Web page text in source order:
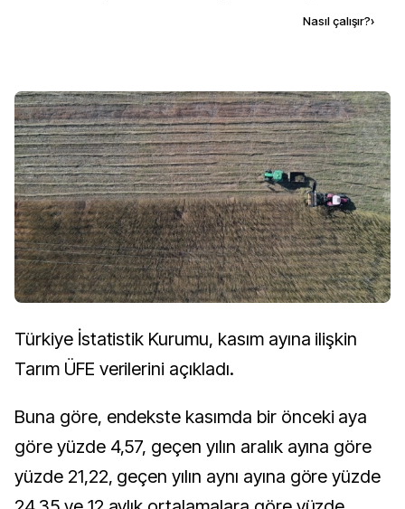
Nasıl çalışır?›
Türkiye İstatistik Kurumu, kasım ayına ilişkin
Tarım ÜFE verilerini açıkladı.
Buna göre, endekste kasımda bir önceki aya
göre yüzde 4,57, geçen yılın aralık ayına göre
yüzde 21,22, geçen yılın aynı ayına göre yüzde